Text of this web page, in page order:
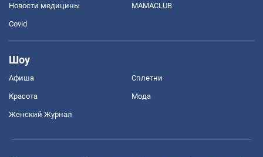
Новости медицины MAMACLUB
Covid
Шоу
Афиша Сплетни
Красота Мода
Женский Журнал